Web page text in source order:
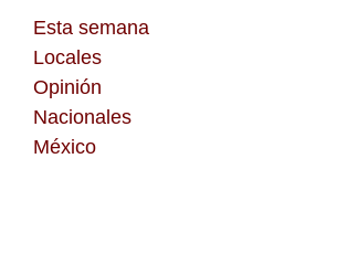
Esta semana
Locales
Opinión
Nacionales
México